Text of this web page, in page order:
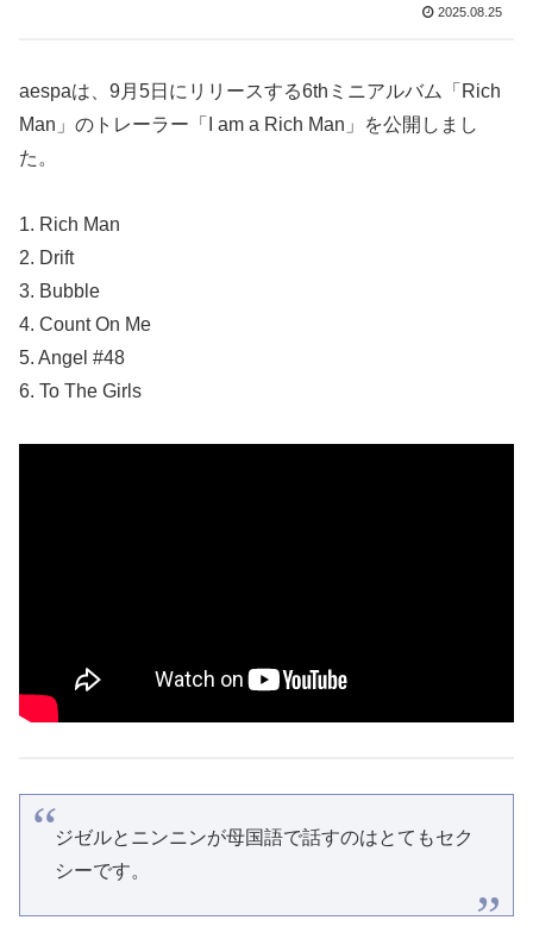
2025.08.25
aespaは、9月5日にリリースする6thミニアルバム「Rich
Man」のトレーラー「I am a Rich Man」を公開しまし
た。
1. Rich Man
2. Drift
3. Bubble
4. Count On Me
5. Angel #48
6. To The Girls
ジゼルとニンニンが母国語で話すのはとてもセク
シーです。